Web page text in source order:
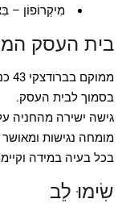
מִיקְרוֹפוֹן –
בית העסק
בסמוך לבית העסק.
גישה ישירה מהחניה
מומחה נגישות ומאושר
בכל בעיה במידה
שִׂימוּ לֵב